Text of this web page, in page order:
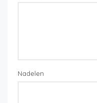
Nadelen